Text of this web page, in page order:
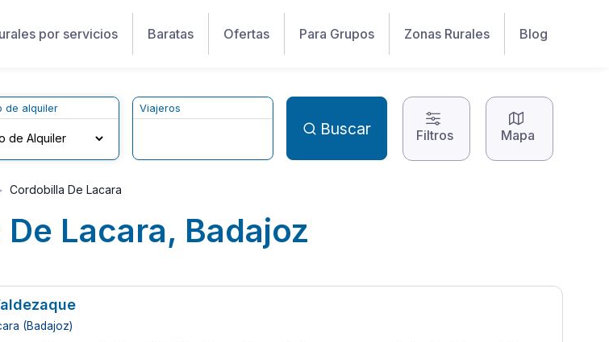
por servicios Baratas Ofertas Para Grupos Zonas Rurales Blog
de alquiler Viajeros
Buscar Filtros Mapa
Cordobilla De Lacara
Lacara, Badajoz
(Badajoz)